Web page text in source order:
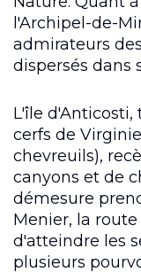
l'Archipel-de-
admirateurs
dispersés dans
L'île d'Anticosti,
cerfs de
chevreuils),
canyons et de
démesure
Menier, la
d'atteindre les
plusieurs